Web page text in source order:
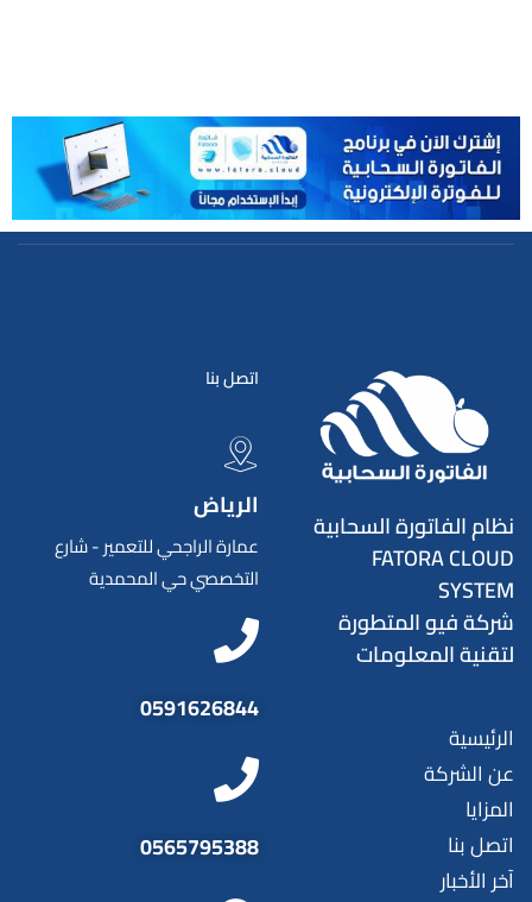
نظام الفاتورة السحابية
FATORA CLOUD
SYSTEM
شركة فيو المتطورة
لتقنية المعلومات
الرئيسية
عن الشركة
المزايا
اتصل بنا
آخر الأخبار
اتصل بنا
الرياض
عمارة الراجحي للتعمير - شارع
التخصصي حي المحمدية
0591626844
0565795388